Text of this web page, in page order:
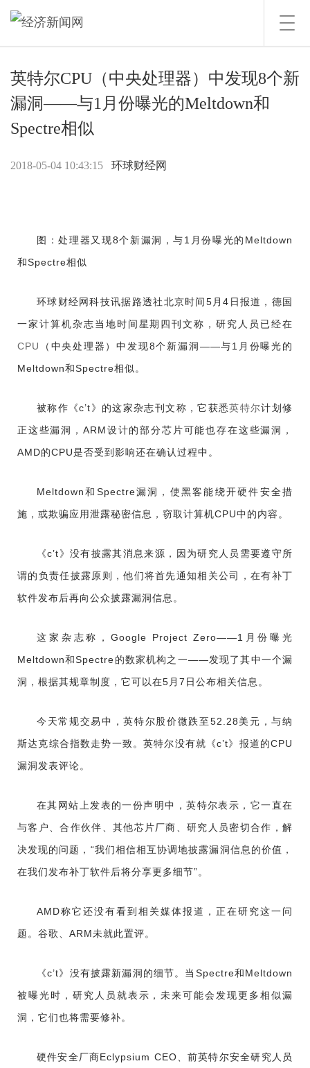
英特尔CPU（中央处理器）中发现8个新
漏洞——与1月份曝光的Meltdown和
Spectre相似
2018-05-04 10:43:15 环球财经网
图：处理器又现8个新漏洞，与1月份曝光的Meltdown
和Spectre相似
环球财经网科技讯据路透社北京时间5月4日报道，德国
一家计算机杂志当地时间星期四刊文称，研究人员已经在
CPU
（中央处理器）中发现8个新漏洞——与1月份曝光的
Meltdown和Spectre相似。
被称作《c’t》的这家杂志刊文称，它获悉英特尔计划修
正这些漏洞，ARM设计的部分芯片可能也存在这些漏洞，
AMD的CPU是否受到影响还在确认过程中。
Meltdown和Spectre漏洞，使黑客能绕开硬件安全措
施，或欺骗应用泄露秘密信息，窃取计算机CPU中的内容。
《c’t》没有披露其消息来源，因为研究人员需要遵守所
谓的负责任披露原则，他们将首先通知相关公司，在有补丁
软件发布后再向公众披露漏洞信息。
这家杂志称，Google Project Zero——1月份曝光
Meltdown和Spectre的数家机构之一——发现了其中一个漏
洞，根据其规章制度，它可以在5月7日公布相关信息。
今天常规交易中，英特尔股价微跌至52.28美元，与纳
斯达克综合指数走势一致。英特尔没有就《c’t》报道的CPU
漏洞发表评论。
在其网站上发表的一份声明中，英特尔表示，它一直在
与客户、合作伙伴、其他芯片厂商、研究人员密切合作，解
决发现的问题，“我们相信相互协调地披露漏洞信息的价值，
在我们发布补丁软件后将分享更多细节”。
AMD称它还没有看到相关媒体报道，正在研究这一问
题。谷歌、ARM未就此置评。
《c’t》没有披露新漏洞的细节。当Spectre和Meltdown
被曝光时，研究人员就表示，未来可能会发现更多相似漏
洞，它们也将需要修补。
硬件安全厂商Eclypsium CEO、前英特尔安全研究人员